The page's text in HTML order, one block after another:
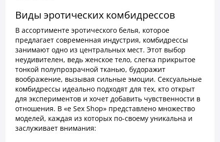
Виды эротических комбидрессов
В ассортименте эротического белья, которое
предлагает современная индустрия, комбидрессы
занимают одно из центральных мест. Этот выбор
неудивителен, ведь женское тело, слегка прикрытое
тонкой полупрозрачной тканью, будоражит
воображение, вызывая сильные эмоции. Сексуальные
комбидрессы идеально подходят для тех, кто открыт
для экспериментов и хочет добавить чувственности в
отношения. В «e Sex Shop» представлено множество
моделей, каждая из которых по-своему уникальна и
заслуживает внимания: